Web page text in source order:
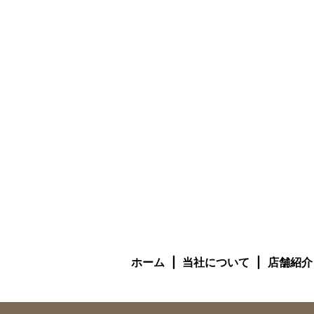
ホーム 当社について 店舗紹介